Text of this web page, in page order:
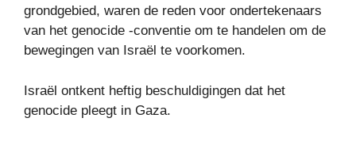
grondgebied, waren de reden voor ondertekenaars
van het genocide -conventie om te handelen om de
bewegingen van Israël te voorkomen.
Israël ontkent heftig beschuldigingen dat het
genocide pleegt in Gaza.